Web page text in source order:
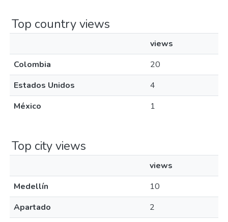
Top country views
views
Colombia
20
Estados Unidos
4
México
1
Top city views
views
Medellín
10
Apartado
2